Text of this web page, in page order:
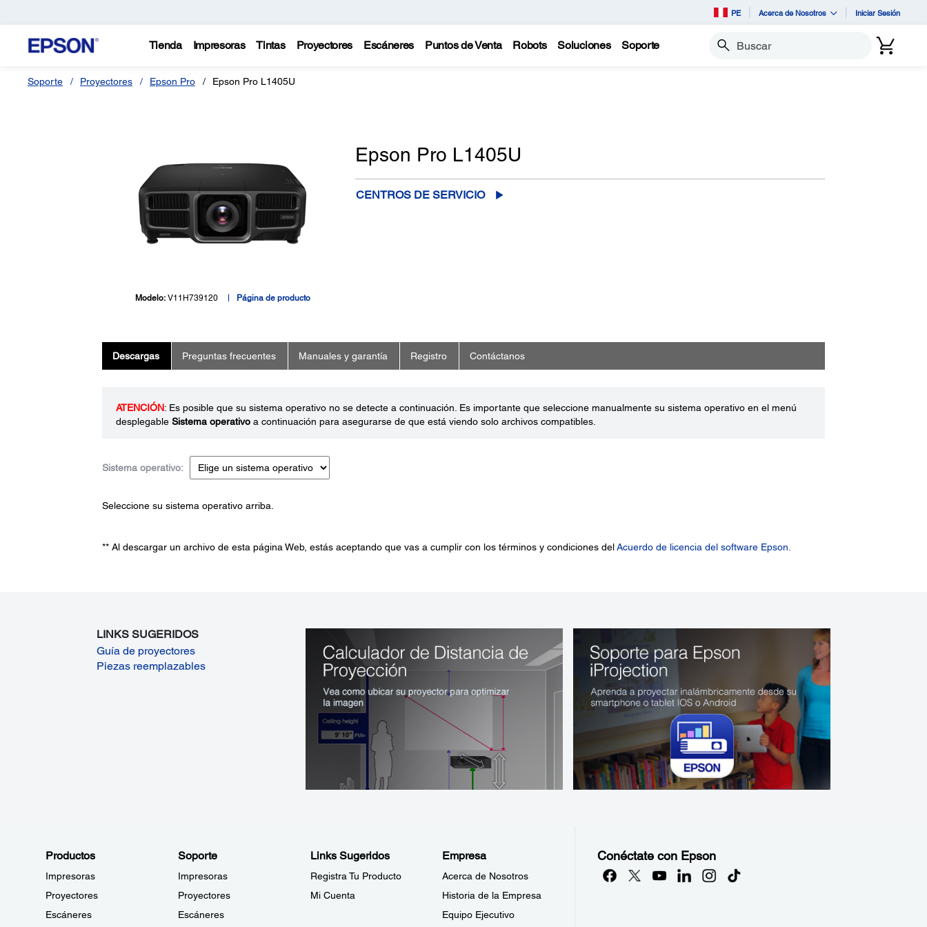
PE Acerca de Nosotros Iniciar Sesión
Tienda Impresoras Tintas Proyectores Escáneres Puntos de Venta Robots Soluciones Soporte Buscar
Soporte Proyectores Epson Pro Epson Pro L1405U
Modelo: V11H739120 Página de producto
Epson Pro L1405U
CENTROS DE SERVICIO
Descargas Preguntas frecuentes Manuales y garantía Registro Contáctanos
ATENCIÓN: Es posible que su sistema operativo no se detecte a continuación. Es importante que seleccione manualmente su sistema operativo en el menú
desplegable Sistema operativoa continuación para asegurarse de que está viendo solo archivos compatibles.
Sistema operativo:
Seleccione su sistema operativo arriba.
** Al descargar un archivo de esta página Web, estás aceptando que vas a cumplir con los términos y condiciones delAcuerdo de licencia del software Epson.
LINKS SUGERIDOS
Guía de proyectores
Piezas reemplazables
Productos
Impresoras
Proyectores
Escáneres
Soporte
Impresoras
Proyectores
Escáneres
Links Sugeridos
Registra Tu Producto
Mi Cuenta
Empresa
Acerca de Nosotros
Historia de la Empresa
Equipo Ejecutivo
Conéctate con Epson